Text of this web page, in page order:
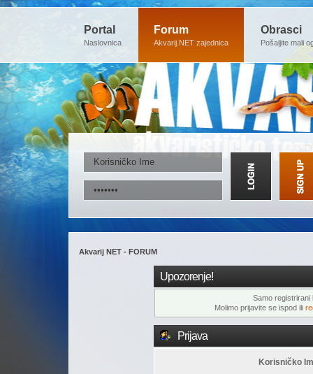
Portal
Naslovnica
Forum
Akvarij.NET zajednica
Obrasci
Pošaljite mali
Akvarij NET - FORUM
Upozorenje!
Samo registrirani
Molimo prijavite se ispod ili
Prijava
Korisničko